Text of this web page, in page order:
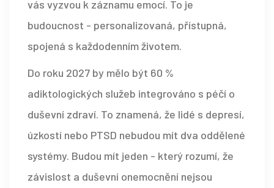
vás vyzvou k záznamu emocí. To je
budoucnost - personalizovaná, přístupná,
spojená s každodenním životem.
Do roku 2027 by mělo být 60 %
adiktologických služeb integrováno s péčí o
duševní zdraví. To znamená, že lidé s depresí,
úzkostí nebo PTSD nebudou mít dva oddělené
systémy. Budou mít jeden - který rozumí, že
závislost a duševní onemocnění nejsou